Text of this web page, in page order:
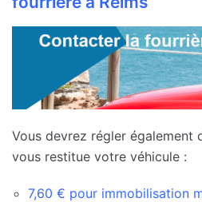
Vous devrez régler également
vous restitue votre véhicule :
7,60 € pour immobilisation